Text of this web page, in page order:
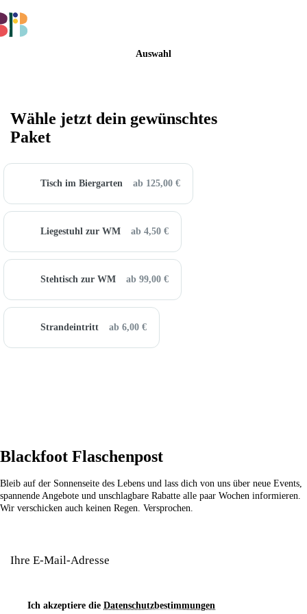
Auswahl
Wähle jetzt dein gewünschtes
Paket
Tisch im Biergarten ab 125,00 €
Liegestuhl zur WM ab 4,50 €
Stehtisch zur WM ab 99,00 €
Strandeintritt ab 6,00 €
Blackfoot Flaschenpost
Bleib auf der Sonnenseite des Lebens und lass dich von uns über neue Events,
spannende Angebote und unschlagbare Rabatte alle paar Wochen informieren.
Wir verschicken auch keinen Regen. Versprochen.
Ich akzeptiere die Datenschutzbestimmungen